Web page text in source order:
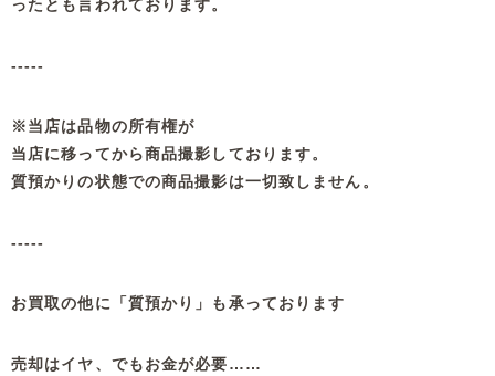
ったとも言われております。
-----
※当店は品物の所有権が
当店に移ってから商品撮影しております。
質預かりの状態での商品撮影は一切致しません。
-----
お買取の他に「質預かり」も承っております
売却はイヤ、でもお金が必要……